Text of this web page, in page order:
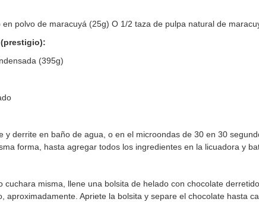
en polvo de maracuyá (25g) O 1/2 taza de pulpa natural de
(395g)
y derrite en baño de agua, o en el microondas de 30 en 30
forma, hasta agregar todos los ingredientes en la licuadora y
cuchara misma, llene una bolsita de helado con chocolate
aproximadamente. Apriete la bolsita y separe el chocolate hasta